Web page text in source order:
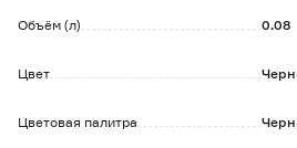
Не рекомендуется для
полиуретановыми материалами.
Объём (л) 0.08
Цвет
Цветовая палитра